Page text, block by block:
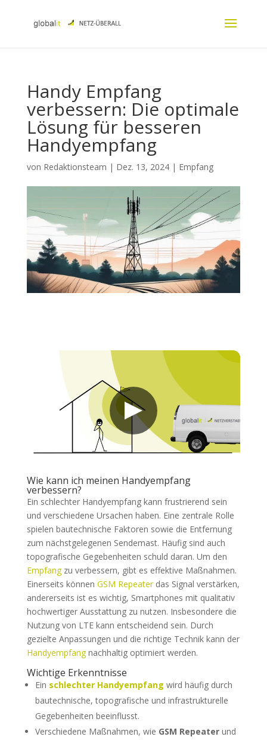
Handy Empfang
verbessern: Die optimale
Lösung für besseren
Handyempfang
von Redaktionsteam | Dez. 13, 2024| Empfang
Wie kann ich meinen Handyempfang
verbessern?
Ein schlechter Handyempfang kann frustrierend sein
und verschiedene Ursachen haben. Eine zentrale Rolle
spielen bautechnische Faktoren sowie die Entfernung
zum nächstgelegenen Sendemast. Häufig sind auch
topografische Gegebenheiten schuld daran. Um den
Empfangzu verbessern, gibt es effektive Maßnahmen.
Einerseits können GSM Repeaterdas Signal verstärken,
andererseits ist es wichtig, Smartphones mit qualitativ
hochwertiger Ausstattung zu nutzen. Insbesondere die
Nutzung von LTE kann entscheidend sein. Durch
gezielte Anpassungen und die richtige Technik kann der
Handyempfangnachhaltig optimiert werden.
Wichtige Erkenntnisse
Ein schlechter Handyempfang wird häufig durch
bautechnische, topografische und infrastrukturelle
Gegebenheiten beeinflusst.
Verschiedene Maßnahmen, wie GSM Repeaterund